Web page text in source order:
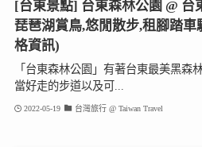
[台東景點] 台東森林公園 @ 台
琵琶湖賞鳥,悠閒散步,租腳踏
格資訊)
「台東森林公園」有著台東最美黑森
當好走的步道以及可...
2022-05-19 台灣旅行 @ Taiwan Travel